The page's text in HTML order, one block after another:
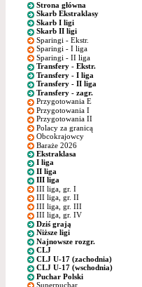
Strona główna
Skarb Ekstraklasy
Skarb I ligi
Skarb II ligi
Sparingi - Ekstr.
Sparingi - I liga
Sparingi - II liga
Transfery - Ekstr.
Transfery - I liga
Transfery - II liga
Transfery - zagr.
Przygotowania E
Przygotowania I
Przygotowania II
Polacy za granicą
Obcokrajowcy
Baraże 2026
Ekstraklasa
I liga
II liga
III liga
III liga, gr. I
III liga, gr. II
III liga, gr. III
III liga, gr. IV
Dziś grają
Niższe ligi
Najnowsze rozgr.
CLJ
CLJ U-17 (zachodnia)
CLJ U-17 (wschodnia)
Puchar Polski
Superpuchar